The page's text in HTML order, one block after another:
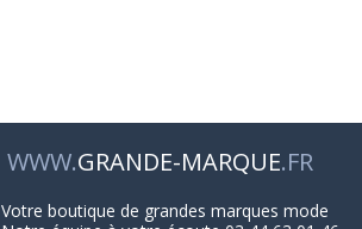
WWW.GRANDE-MARQUE.FR
Votre boutique de grandes marques mode